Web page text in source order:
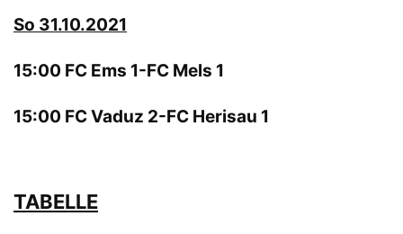
So 31.10.2021
15:00 FC Ems 1-FC Mels 1
15:00 FC Vaduz 2-FC Herisau 1
TABELLE